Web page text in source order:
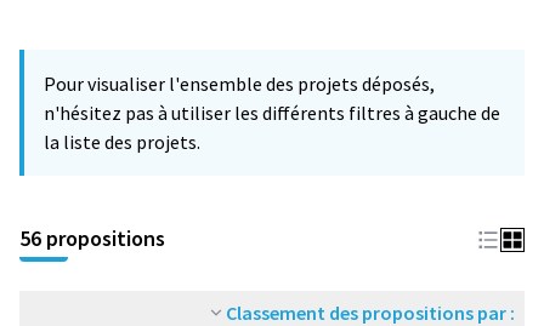
−
Pour visualiser l'ensemble des projets déposés,
n'hésitez pas à utiliser les différents filtres à gauche de
la liste des projets.
56 propositions
Classement des propositions par :